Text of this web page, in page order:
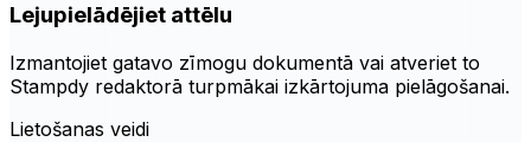
Lejupielādējiet attēlu
Izmantojiet gatavo zīmogu dokumentā vai atveriet to
Stampdy redaktorā turpmākai izkārtojuma pielāgošanai.
Lietošanas veidi